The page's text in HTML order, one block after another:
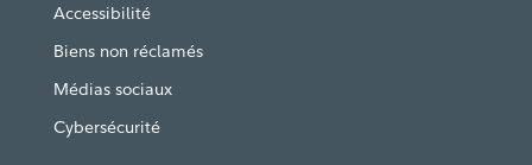
Accessibilité
Biens non réclamés
Médias sociaux
Cybersécurité